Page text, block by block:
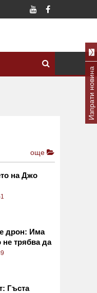
още
на Джо
дрон: Има
трябва да
Гъста
Изпрати новина